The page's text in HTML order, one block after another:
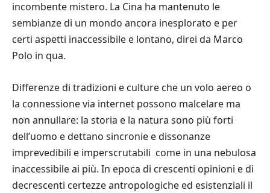
incombente mistero. La Cina ha mantenuto le
sembianze di un mondo ancora inesplorato e per
certi aspetti inaccessibile e lontano, direi da Marco
Polo in qua.
Differenze di tradizioni e culture che un volo aereo o
la connessione via internet possono malcelare ma
non annullare: la storia e la natura sono più forti
dell’uomo e dettano sincronie e dissonanze
imprevedibili e imperscrutabili come in una nebulosa
inaccessibile ai più. In epoca di crescenti opinioni e di
decrescenti certezze antropologiche ed esistenziali il